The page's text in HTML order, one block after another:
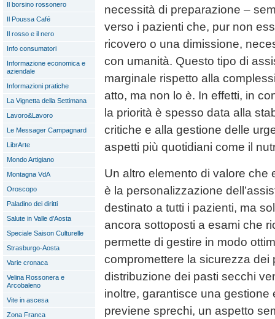
Il borsino rossonero
Il Poussa Café
Il rosso e il nero
Info consumatori
Informazione economica e
aziendale
Informazioni pratiche
La Vignetta della Settimana
Lavoro&Lavoro
Le Messager Campagnard
LibrArte
Mondo Artigiano
Montagna VdA
Oroscopo
Paladino dei diritti
Salute in Valle d'Aosta
Speciale Saison Culturelle
Strasburgo-Aosta
Varie cronaca
Velina Rossonera e
Arcobaleno
Vite in ascesa
Zona Franca
necessità di preparazione –
verso i pazienti che, pur non
ricovero o una dimissione,
con umanità. Questo tipo di
marginale rispetto alla
atto, ma non lo è. In effetti, in
la priorità è spesso data alla
critiche e alla gestione delle
aspetti più quotidiani come il
Un altro elemento di valore che
è la personalizzazione
destinato a tutti i pazienti, ma
ancora sottoposti a esami che
permette di gestire in modo
compromettere la sicurezza dei
distribuzione dei pasti secchi
inoltre, garantisce una gestione
previene sprechi, un aspetto